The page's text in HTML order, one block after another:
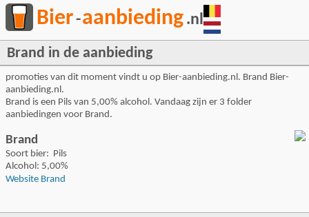
Bier-aanbieding .nl
Brand in de aanbieding
promoties van dit moment vindt u op Bier-aanbieding.nl. Brand Bier-
aanbieding.nl.
Brand is een Pils van 5,00% alcohol. Vandaag zijn er 3 folder
aanbiedingen voor Brand.
Brand
Soort bier: Pils
Alcohol: 5,00%
Website Brand